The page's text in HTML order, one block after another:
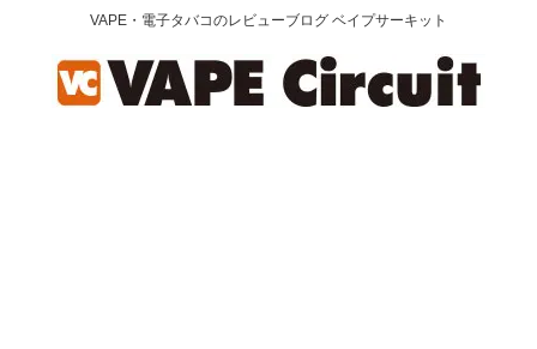
VAPE・電子タバコのレビューブログ ベイプサーキット